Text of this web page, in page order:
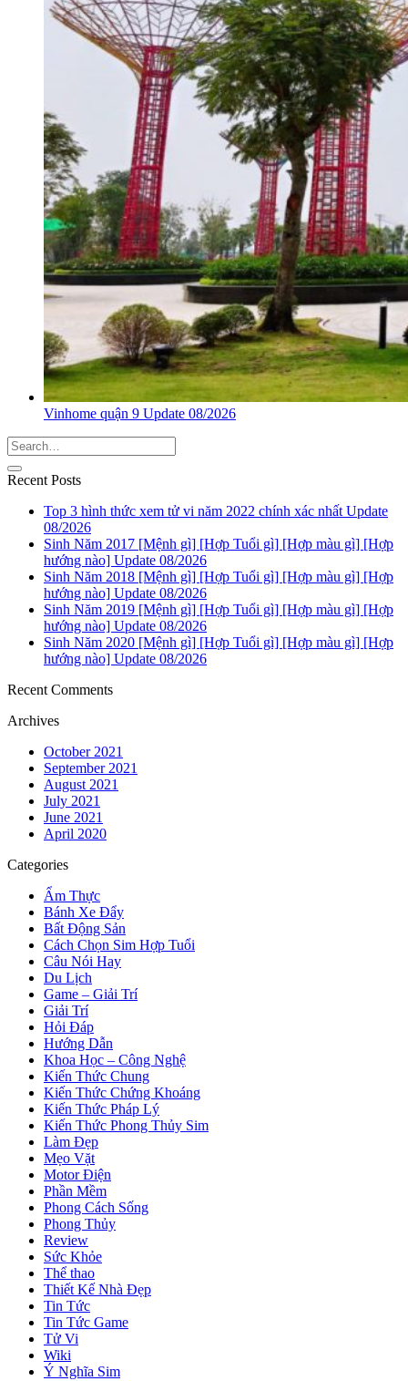
Vinhome quận 9 Update 08/2026
Recent Posts
Top 3 hình thức xem tử vi năm 2022 chính xác nhất Update
08/2026
Sinh Năm 2017 [Mệnh gì] [Hợp Tuổi gì] [Hợp màu gì] [Hợp
hướng nào] Update 08/2026
Sinh Năm 2018 [Mệnh gì] [Hợp Tuổi gì] [Hợp màu gì] [Hợp
hướng nào] Update 08/2026
Sinh Năm 2019 [Mệnh gì] [Hợp Tuổi gì] [Hợp màu gì] [Hợp
hướng nào] Update 08/2026
Sinh Năm 2020 [Mệnh gì] [Hợp Tuổi gì] [Hợp màu gì] [Hợp
hướng nào] Update 08/2026
Recent Comments
Archives
October 2021
September 2021
August 2021
July 2021
June 2021
April 2020
Categories
Ẩm Thực
Bánh Xe Đẩy
Bất Động Sản
Cách Chọn Sim Hợp Tuổi
Câu Nói Hay
Du Lịch
Game – Giải Trí
Giải Trí
Hỏi Đáp
Hướng Dẫn
Khoa Học – Công Nghệ
Kiến Thức Chung
Kiến Thức Chứng Khoáng
Kiến Thức Pháp Lý
Kiến Thức Phong Thủy Sim
Làm Đẹp
Mẹo Vặt
Motor Điện
Phần Mềm
Phong Cách Sống
Phong Thủy
Review
Sức Khỏe
Thể thao
Thiết Kế Nhà Đẹp
Tin Tức
Tin Tức Game
Tử Vi
Wiki
Ý Nghĩa Sim